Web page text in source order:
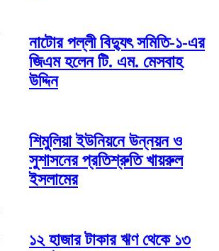
নাটোর পল্লী বিদ্যুৎ সমিতি-১-এর
জিএম হলেন টি. এম. মেসবাহ
উদ্দিন
শিমুলিয়া ইউনিয়নে উন্নয়ন ও
সুশাসনের প্রতিশ্রুতি খায়রুল
ইসলামের
১২ হাজার টাকার ঋণ থেকে ১৩